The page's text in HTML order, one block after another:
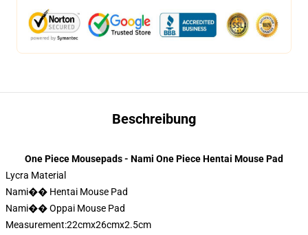
Beschreibung
One Piece Mousepads - Nami One Piece Hentai Mouse Pad
Lycra Material
Nami�� Hentai Mouse Pad
Nami�� Oppai Mouse Pad
Measurement:22cmx26cmx2.5cm